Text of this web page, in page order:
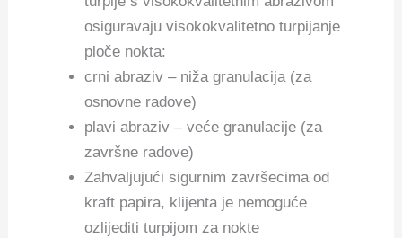
osiguravaju visokokvalitetno turpijanje
ploče nokta:
crni abraziv – niža granulacija (za
osnovne radove)
plavi abraziv – veće granulacije (za
završne radove)
Zahvaljujući sigurnim završecima od
kraft papira, klijenta je nemoguće
ozlijediti turpijom za nokte